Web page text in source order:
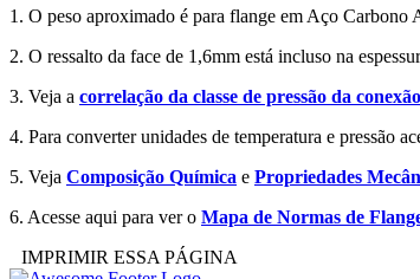
1. O peso aproximado é para flange em Aço Carbono
2. O ressalto da face de 1,6mm está incluso na
3. Veja a correlação da classe de pressão da
4. Para converter unidades de temperatura e pressão
5. Veja Composição Química e Propriedades
6. Acesse aqui para ver o Mapa de Normas de
IMPRIMIR ESSA PÁGINA